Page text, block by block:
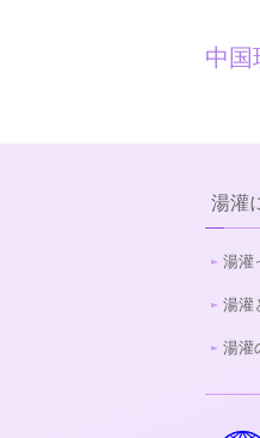
中国
湯灌
湯灌
湯灌
湯灌